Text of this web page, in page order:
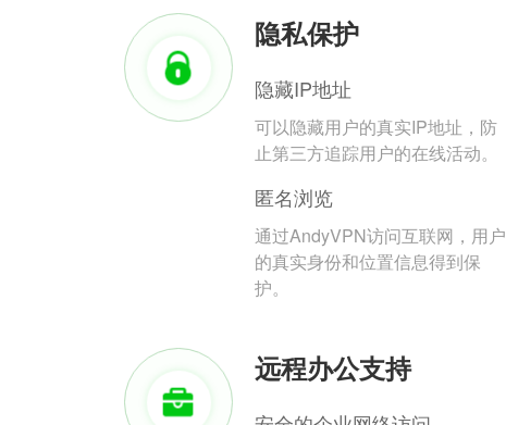
隐私保护
隐藏IP地址
可以隐藏用户的真实IP地址，防
止第三方追踪用户的在线活动。
匿名浏览
通过AndyVPN访问互联网，用户
的真实身份和位置信息得到保
护。
远程办公支持